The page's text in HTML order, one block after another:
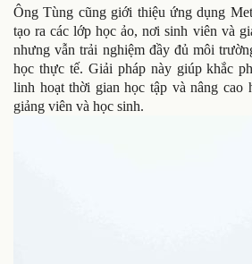
Ông Tùng cũng giới thiệu ứng dụng
tạo ra các lớp học ảo, nơi sinh viên và
nhưng vẫn trải nghiệm đầy đủ môi
học thực tế. Giải pháp này giúp khắc
linh hoạt thời gian học tập và nâng cao
giảng viên và học sinh.